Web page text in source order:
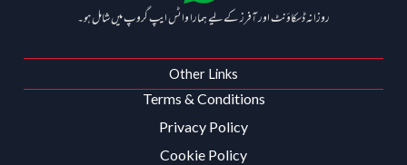
روزانہ ڈسکاؤنٹ اور آفرز کے لیے ہمارا واٹس ایپ گروپ میں شامل ہو۔
Other Links
Terms & Conditions
Privacy Policy
Cookie Policy